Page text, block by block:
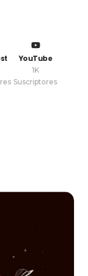
YouTube
1K
Suscriptores